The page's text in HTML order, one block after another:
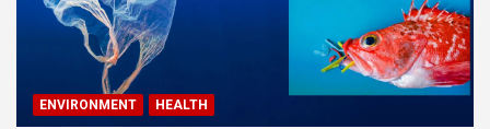
ENVIRONMENT HEALTH